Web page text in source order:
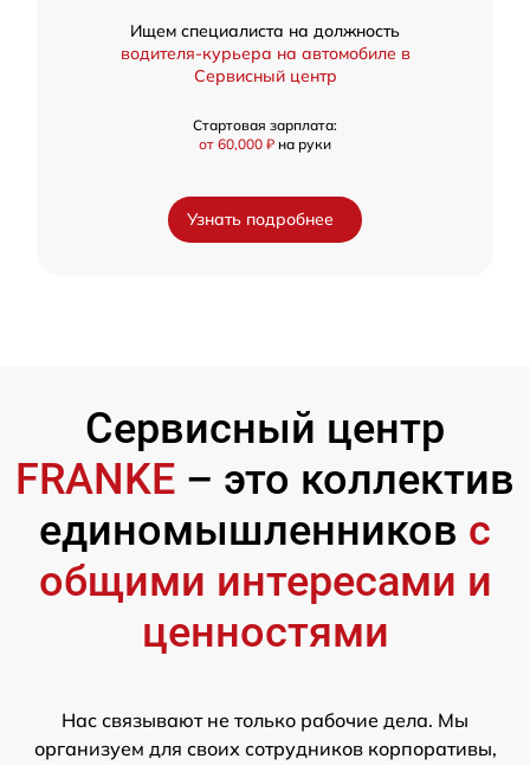
Ищем специалиста на должность
водителя-курьера на автомобиле в
Сервисный центр
Стартовая зарплата:
от 60,000 ₽ на руки
Узнать подробнее
Сервисный центр
FRANKE – это коллектив
единомышленников с
общими интересами и
ценностями
Нас связывают не только рабочие дела. Мы
организуем для своих сотрудников корпоративы,